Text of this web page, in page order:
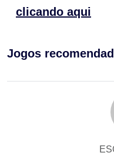
clicando aqui
Jogos